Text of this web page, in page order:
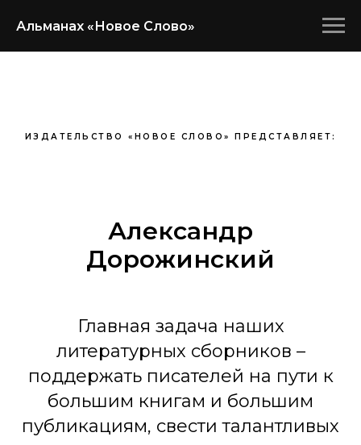
Альманах «Новое Слово»
ИЗДАТЕЛЬСТВО «НОВОЕ СЛОВО» ПРЕДСТАВЛЯЕТ:
Александр
Дорожинский
Главная задача наших
литературных сборников –
поддержать писателей на пути к
большим книгам и большим
публикациям, свести талантливых